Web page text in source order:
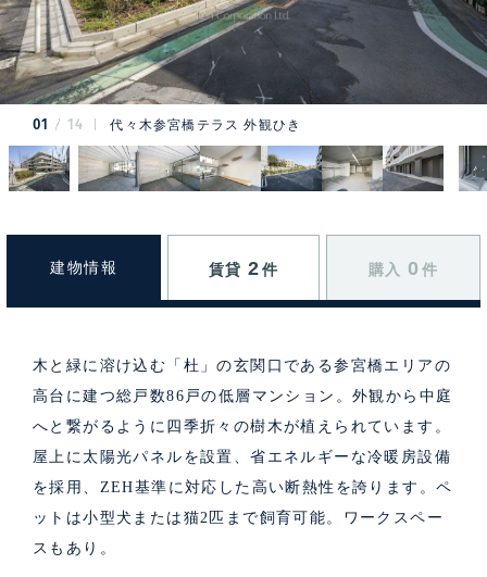
01 14 代々木参宮橋テラス 外観ひき
建物情報 賃貸 2 件 購入 0 件
木と緑に溶け込む「杜」の玄関口である参宮橋エリアの
高台に建つ総戸数86戸の低層マンション。外観から中庭
へと繋がるように四季折々の樹木が植えられています。
屋上に太陽光パネルを設置、省エネルギーな冷暖房設備
を採用、ZEH基準に対応した高い断熱性を誇ります。ペ
ットは小型犬または猫2匹まで飼育可能。ワークスペー
スもあり。